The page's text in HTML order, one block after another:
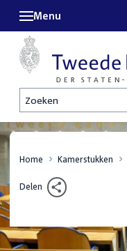
Zoeken
Menu
Home Kamerstukken
Delen